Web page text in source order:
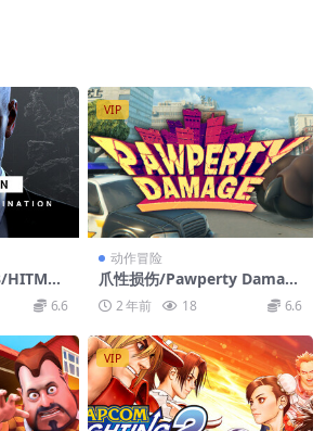
HITMA
6.6
VIP
动作冒险
爪性损伤/Pawperty Damag
e 2 年前 18 6.6
VIP